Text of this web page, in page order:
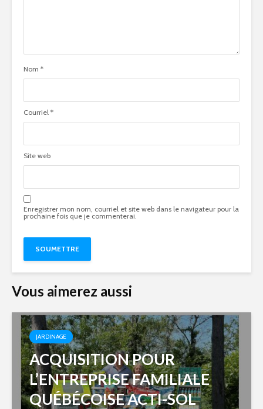
Nom *
Courriel *
Site web
Enregistrer mon nom, courriel et site web dans le navigateur pour la
prochaine fois que je commenterai.
Vous aimerez aussi
JARDINAGE
ACQUISITION POUR
L’ENTREPRISE FAMILIALE
QUÉBÉCOISE ACTI-SOL